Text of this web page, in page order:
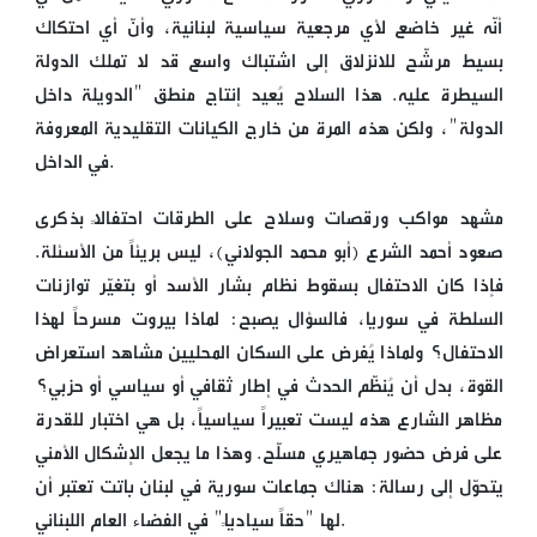
أنّه غير خاضع لأي مرجعية سياسية لبنانية، وأنّ أي احتكاك
بسيط مرشّح للانزلاق إلى اشتباك واسع قد لا تملك الدولة
السيطرة عليه. هذا السلاح يُعيد إنتاج منطق "الدويلة داخل
الدولة"، ولكن هذه المرة من خارج الكيانات التقليدية المعروفة
في الداخل.
مشهد مواكب ورقصات وسلاح على الطرقات احتفالاً بذكرى
صعود أحمد الشرع (أبو محمد الجولاني)، ليس بريئاً من الأسئلة.
فإذا كان الاحتفال بسقوط نظام بشار الأسد أو بتغيّر توازنات
السلطة في سوريا، فالسؤال يصبح: لماذا بيروت مسرحاً لهذا
الاحتفال؟ ولماذا يُفرض على السكان المحليين مشاهد استعراض
القوة، بدل أن يُنظّم الحدث في إطار ثقافي أو سياسي أو حزبي؟
مظاهر الشارع هذه ليست تعبيراً سياسياً، بل هي اختبار للقدرة
على فرض حضور جماهيري مسلّح. وهذا ما يجعل الإشكال الأمني
يتحوّل إلى رسالة: هناك جماعات سورية في لبنان باتت تعتبر أن
لها "حقاً سيادياً" في الفضاء العام اللبناني.